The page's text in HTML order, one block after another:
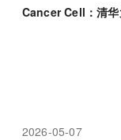
Cancer Cell：清
2026-05-07